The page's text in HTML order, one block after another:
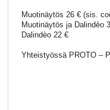
Muotinäytös 26 € (sis.
Muotinäytös ja Dalindèo
Dalindèo 22 €
Yhteistyössä PROTO –